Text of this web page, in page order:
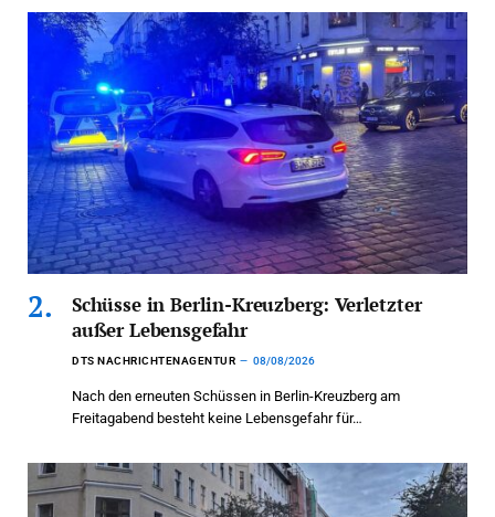
Schüsse in Berlin-Kreuzberg: Verletzter
außer Lebensgefahr
DTS NACHRICHTENAGENTUR 08/08/2026
Nach den erneuten Schüssen in Berlin-Kreuzberg am
Freitagabend besteht keine Lebensgefahr für…